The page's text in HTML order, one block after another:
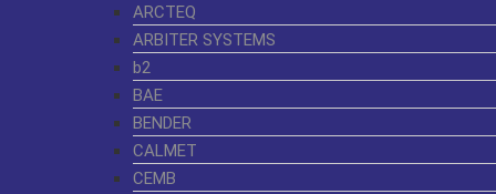
ARCTEQ
ARBITER SYSTEMS
b2
BAE
BENDER
CALMET
CEMB